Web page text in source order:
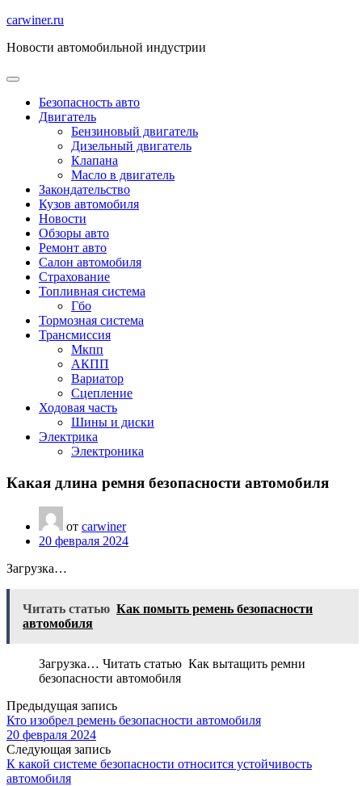
Перейти
содержимому
carwiner.ru
Новости автомобильной индустрии
Безопасность авто
Двигатель
Бензиновый двигатель
Дизельный двигатель
Клапана
Масло в двигатель
Закондательство
Кузов автомобиля
Новости
Обзоры авто
Ремонт авто
Салон автомобиля
Страхование
Топливная система
Гбо
Тормозная система
Трансмиссия
Мкпп
АКПП
Вариатор
Сцепление
Ходовая часть
Шины и диски
Электрика
Электроника
Какая длина ремня безопасности автомобиля
от carwiner
20 февраля 2024
Загрузка…
Читать статью Как помыть ремень безопасности
автомобиля
Загрузка… Читать статью Как вытащить ремни
безопасности автомобиля
Предыдущая запись
Кто изобрел ремень безопасности автомобиля
20 февраля 2024
Следующая запись
К какой системе безопасности относится устойчивость
автомобиля